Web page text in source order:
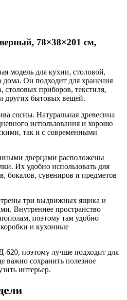
78×38×201 см,
модель для кухни, столовой,
дома. Он подходит для хранения
столовых приборов, текстиля,
других бытовых вещей.
сосны. Натуральная древесина
использования и хорошо
так и с современными
дверцами расположены
Их удобно использовать для
бокалов, сувениров и предметов
три выдвижных ящика и
Внутреннее пространство
поэтому там удобно
коробки и кухонные
поэтому лучше подходит для
важно сохранить полезное
интерьер.